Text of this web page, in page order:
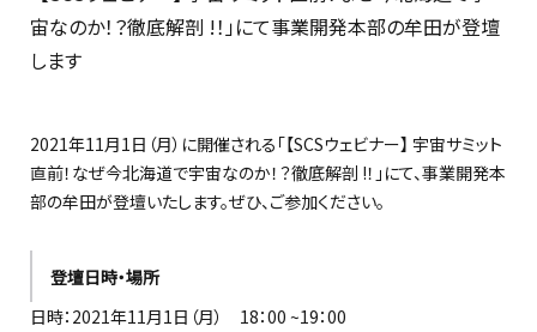
宙なのか！？徹底解剖 !！」にて事業開発本部の牟田が登壇
します
2021年11月1日（月）に開催される「【SCSウェビナー】 宇宙サミット
直前！なぜ今北海道で宇宙なのか！？徹底解剖 !！」にて、事業開発本
部の牟田が登壇いたします。ぜひ、ご参加ください。
登壇日時・場所
日時：2021年11月1日（月） 18：00 ~19：00